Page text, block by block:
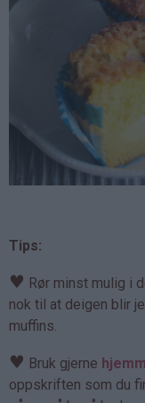
Tips:
♥ Rør minst mulig i
nok til at deigen blir
muffins.
♥ Bruk gjerne
oppskriften som du